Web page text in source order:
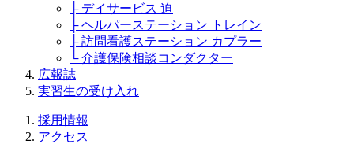
├ デイサービス 迫
├ ヘルパーステーション トレイン
├ 訪問看護ステーション カプラー
└ 介護保険相談コンダクター
広報誌
実習生の受け入れ
採用情報
アクセス